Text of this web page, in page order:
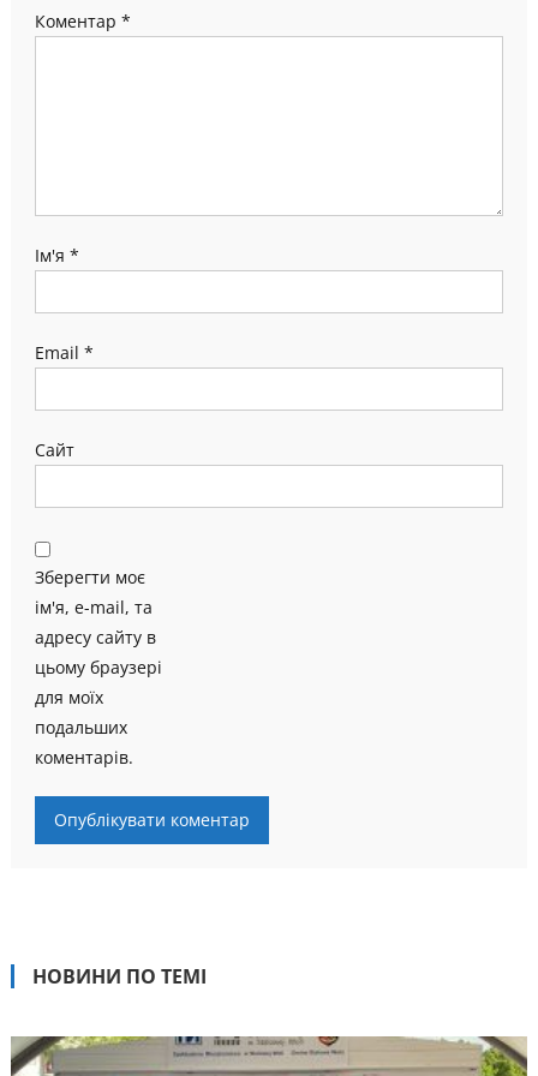
Коментар *
Ім'я *
Email *
Сайт
Зберегти моє
ім'я, e-mail, та
адресу сайту в
цьому браузері
для моїх
подальших
коментарів.
НОВИНИ ПО ТЕМІ